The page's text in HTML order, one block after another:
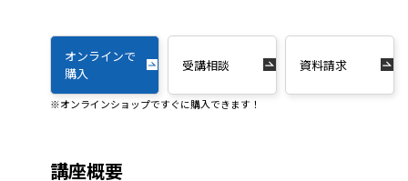
オンラインで
購入
受講相談 資料請求
※オンラインショップですぐに購入できます！
講座概要